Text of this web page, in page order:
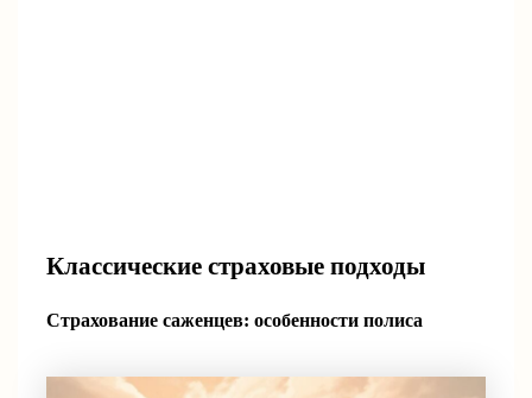
Классические страховые подходы
Страхование саженцев: особенности полиса